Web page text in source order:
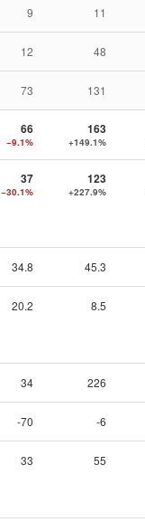
9 11
12 48
73 131
66
−9.1%
163
+149.1%
37
−30.1%
123
+227.9%
34.8 45.3
20.2 8.5
34 226
-70 -6
33 55